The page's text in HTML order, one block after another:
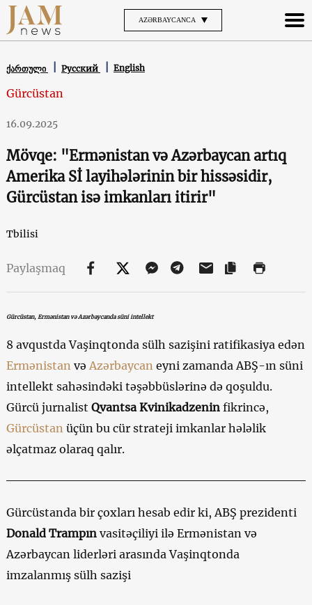
AZƏRBAYCANCA
ქართული Русский English
Gürcüstan
16.09.2025
Mövqe: "Ermənistan və Azərbaycan artıq
Amerika Sİ layihələrinin bir hissəsidir,
Gürcüstan isə imkanları itirir"
Tbilisi
Paylaşmaq
Gürcüstan, Ermənistan və Azərbaycanda süni intellekt
8 avqustda Vaşinqtonda sülh sazişini ratifikasiya edən
Ermənistan və Azərbaycan eyni zamanda ABŞ-ın süni
intellekt sahəsindəki təşəbbüslərinə də qoşuldu.
Gürcü jurnalist Qvantsa Kvinikadzeninfikrincə,
Gürcüstan üçün bu cür strateji imkanlar hələlik
əlçatmaz olaraq qalır.
Gürcüstanda bir çoxları hesab edir ki, ABŞ prezidenti
Donald Trampınvasitəçiliyi ilə Ermənistan və
Azərbaycan liderləri arasında Vaşinqtonda
imzalanmış sülh sazişi